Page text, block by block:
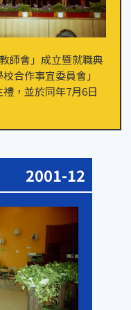
師會」成立暨就職典
合作事宜委員會」
，並於同年7月6日
2001-12